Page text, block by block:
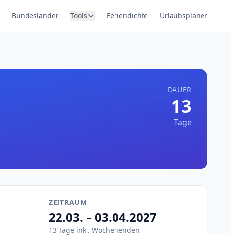
Bundesländer Tools Feriendichte Urlaubsplaner
DAUER
13
Tage
ZEITRAUM
22.03. – 03.04.2027
13 Tage inkl. Wochenenden